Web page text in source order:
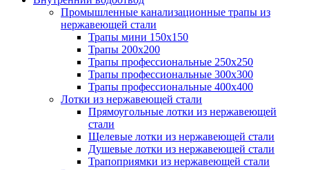
Промышленные канализационные трапы из
нержавеющей стали
Трапы мини 150х150
Трапы 200х200
Трапы профессиональные 250х250
Трапы профессиональные 300х300
Трапы профессиональные 400х400
Лотки из нержавеющей стали
Прямоугольные лотки из нержавеющей
стали
Щелевые лотки из нержавеющей стали
Душевые лотки из нержавеющей стали
Трапоприямки из нержавеющей стали